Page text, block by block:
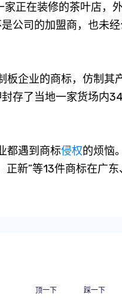
正在装修的茶叶店，
公司的加盟商，也未
企业的商标，仿制其
存了当地一家货场内
都遇到商标侵权的烦恼
新”等13件商标在广
顶一下 踩一下